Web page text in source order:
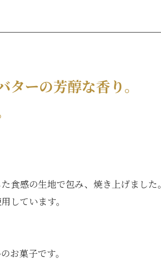
ーの芳醇な香り。
食感の生地で包み、焼き上げました。
しています。
お菓子です。